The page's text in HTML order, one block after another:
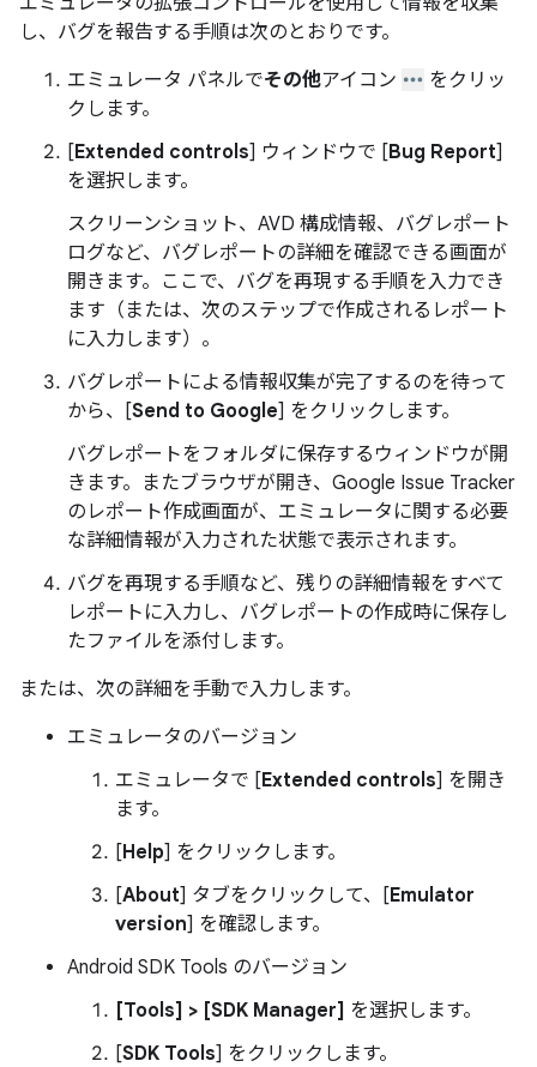
し、バグを報告する手順は次のとおりです。
エミュレータ パネルでその他アイコン
をクリッ
クします。
[Extended controls] ウィンドウで [Bug Report]
を選択します。
スクリーンショット、AVD 構成情報、バグレポート
ログなど、バグレポートの詳細を確認できる画面が
開きます。ここで、バグを再現する手順を入力でき
ます（または、次のステップで作成されるレポート
に入力します）。
バグレポートによる情報収集が完了するのを待って
から、[Send to Google] をクリックします。
バグレポートをフォルダに保存するウィンドウが開
きます。またブラウザが開き、Google Issue Tracker
のレポート作成画面が、エミュレータに関する必要
な詳細情報が入力された状態で表示されます。
バグを再現する手順など、残りの詳細情報をすべて
レポートに入力し、バグレポートの作成時に保存し
たファイルを添付します。
または、次の詳細を手動で入力します。
エミュレータのバージョン
エミュレータで [Extended controls] を開き
ます。
[Help] をクリックします。
[About] タブをクリックして、[Emulator
version] を確認します。
Android SDK Tools のバージョン
[Tools] > [SDK Manager] を選択します。
[SDK Tools] をクリックします。